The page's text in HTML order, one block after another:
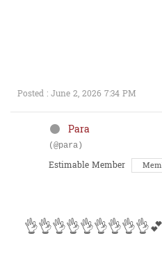
Posted : June 2, 2026 7:34 PM
Para
(@para)
Estimable Member